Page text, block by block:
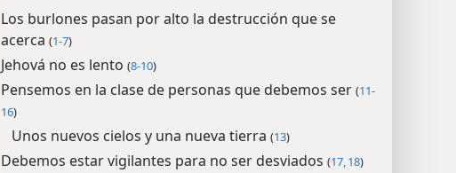
Los burlones pasan por alto la destrucción que se
acerca (1-7)
Jehová no es lento (8-10)
Pensemos en la clase de personas que debemos ser (11-
16)
Unos nuevos cielos y una nueva tierra (13)
Debemos estar vigilantes para no ser desviados (17, 18)